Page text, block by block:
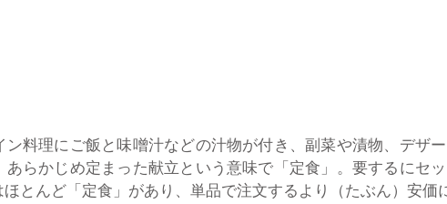
料理にご飯と味噌汁などの汁物が付き、副菜や漬物、デザ
らかじめ定まった献立という意味で「定食」。要するにセ
とんど「定食」があり、単品で注文するより（たぶん）安価